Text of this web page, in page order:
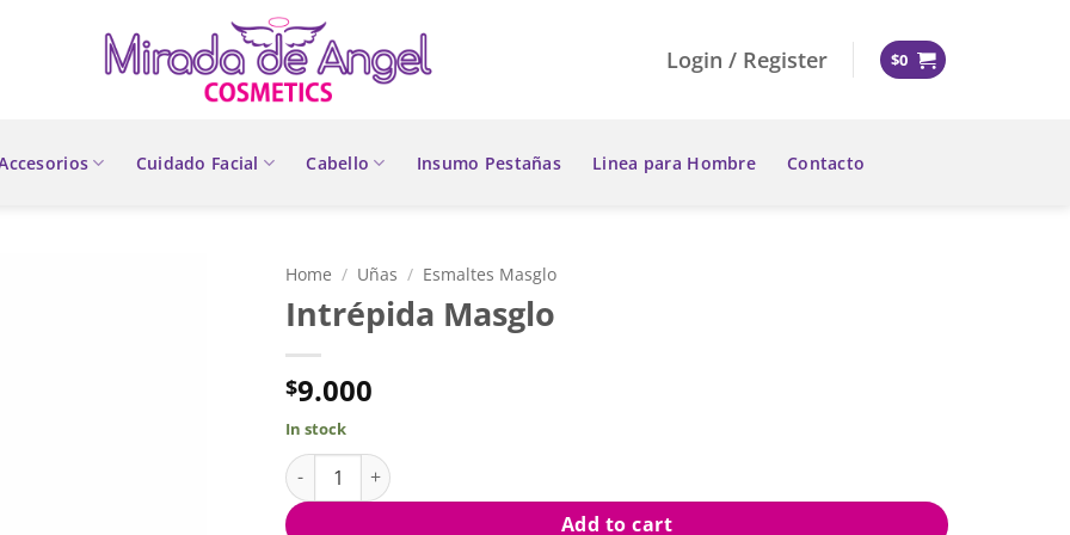
Login / Register $0
Cuidado Facial Cabello Insumo Pestañas Linea para Hombre Contacto
Home / Uñas / Esmaltes Masglo
Intrépida Masglo
$9.000
In stock
Intrépida Masglo quantity
Add to cart